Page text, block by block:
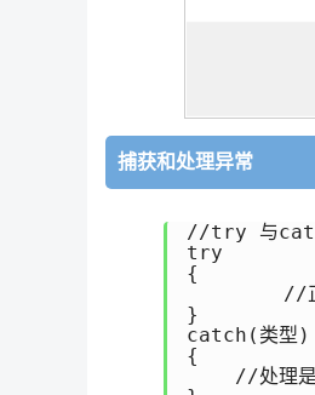
捕获和处理异常
//try 与catch
try
{
}
catch(类型
{
//处理是